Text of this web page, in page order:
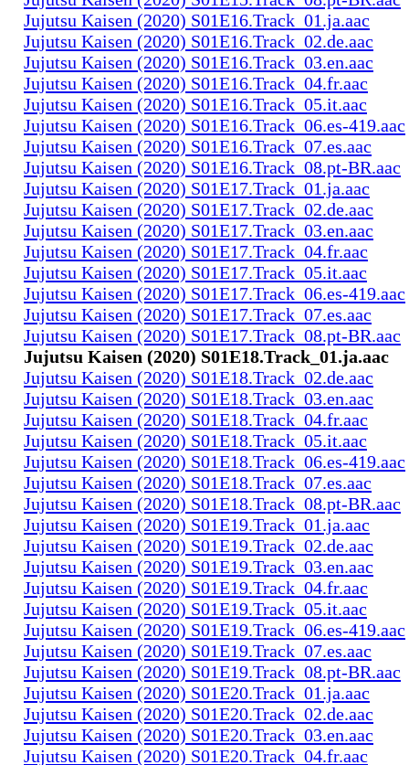
Jujutsu Kaisen (2020) S01E16.Track_01.ja.aac
Jujutsu Kaisen (2020) S01E16.Track_02.de.aac
Jujutsu Kaisen (2020) S01E16.Track_03.en.aac
Jujutsu Kaisen (2020) S01E16.Track_04.fr.aac
Jujutsu Kaisen (2020) S01E16.Track_05.it.aac
Jujutsu Kaisen (2020) S01E16.Track_06.es-419.aac
Jujutsu Kaisen (2020) S01E16.Track_07.es.aac
Jujutsu Kaisen (2020) S01E16.Track_08.pt-BR.aac
Jujutsu Kaisen (2020) S01E17.Track_01.ja.aac
Jujutsu Kaisen (2020) S01E17.Track_02.de.aac
Jujutsu Kaisen (2020) S01E17.Track_03.en.aac
Jujutsu Kaisen (2020) S01E17.Track_04.fr.aac
Jujutsu Kaisen (2020) S01E17.Track_05.it.aac
Jujutsu Kaisen (2020) S01E17.Track_06.es-419.aac
Jujutsu Kaisen (2020) S01E17.Track_07.es.aac
Jujutsu Kaisen (2020) S01E17.Track_08.pt-BR.aac
Jujutsu Kaisen (2020) S01E18.Track_01.ja.aac
Jujutsu Kaisen (2020) S01E18.Track_02.de.aac
Jujutsu Kaisen (2020) S01E18.Track_03.en.aac
Jujutsu Kaisen (2020) S01E18.Track_04.fr.aac
Jujutsu Kaisen (2020) S01E18.Track_05.it.aac
Jujutsu Kaisen (2020) S01E18.Track_06.es-419.aac
Jujutsu Kaisen (2020) S01E18.Track_07.es.aac
Jujutsu Kaisen (2020) S01E18.Track_08.pt-BR.aac
Jujutsu Kaisen (2020) S01E19.Track_01.ja.aac
Jujutsu Kaisen (2020) S01E19.Track_02.de.aac
Jujutsu Kaisen (2020) S01E19.Track_03.en.aac
Jujutsu Kaisen (2020) S01E19.Track_04.fr.aac
Jujutsu Kaisen (2020) S01E19.Track_05.it.aac
Jujutsu Kaisen (2020) S01E19.Track_06.es-419.aac
Jujutsu Kaisen (2020) S01E19.Track_07.es.aac
Jujutsu Kaisen (2020) S01E19.Track_08.pt-BR.aac
Jujutsu Kaisen (2020) S01E20.Track_01.ja.aac
Jujutsu Kaisen (2020) S01E20.Track_02.de.aac
Jujutsu Kaisen (2020) S01E20.Track_03.en.aac
Jujutsu Kaisen (2020) S01E20.Track_04.fr.aac